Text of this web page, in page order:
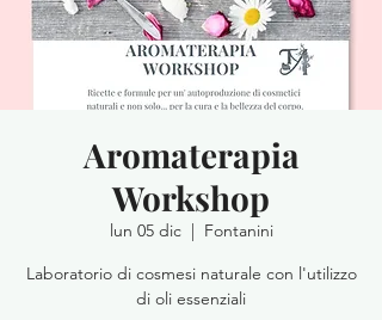
Aromaterapia
Workshop
lun 05 dic
  |
Fontanini
Laboratorio di cosmesi naturale con l'utilizzo
di oli essenziali